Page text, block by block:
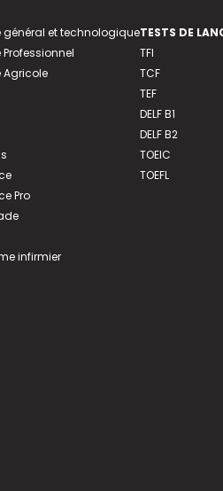
général et technologique
Professionnel
Agricole
Pro
infirmier
TESTS DE
TFI
TCF
TEF
DELF B1
DELF B2
TOEIC
TOEFL